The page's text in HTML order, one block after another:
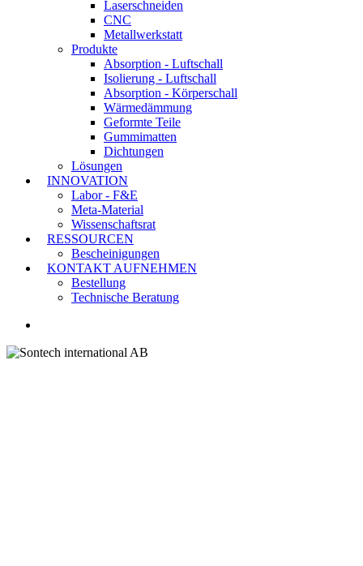
Laserschneiden
CNC
Metallwerkstatt
Produkte
Absorption - Luftschall
Isolierung - Luftschall
Absorption - Körperschall
Wärmedämmung
Geformte Teile
Gummimatten
Dichtungen
Lösungen
INNOVATION
Labor - F&E
Meta-Material
Wissenschaftsrat
RESSOURCEN
Bescheinigungen
KONTAKT AUFNEHMEN
Bestellung
Technische Beratung